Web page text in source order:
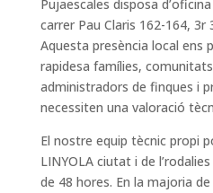
Pujaescales disposa
carrer Pau Claris 162-164, 3r
Aquesta presència local ens
rapidesa famílies,
administradors de finques i
necessiten una valoració
El nostre equip tècnic propi
LINYOLA ciutat i de
de 48 hores. En la majoria de